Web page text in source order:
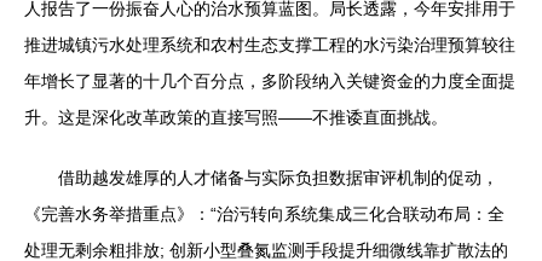
人报告了一份振奋人心的治水预算蓝图。局长透露，今年安排用于
推进城镇污水处理系统和农村生态支撑工程的水污染治理预算较往
年增长了显著的十几个百分点，多阶段纳入关键资金的力度全面提
升。这是深化改革政策的直接写照——不推诿直面挑战。
借助越发雄厚的人才储备与实际负担数据审评机制的促动，
《完善水务举措重点》：“治污转向系统集成三化合联动布局：全
处理无剩余粗排放; 创新小型叠氮监测手段提升细微线靠扩散法的